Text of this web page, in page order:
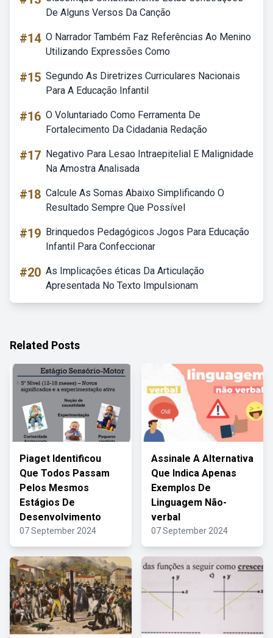
De Alguns Versos Da Canção
#14 O Narrador Também Faz Referências Ao Menino
Utilizando Expressões Como
#15 Segundo As Diretrizes Curriculares Nacionais
Para A Educação Infantil
#16 O Voluntariado Como Ferramenta De
Fortalecimento Da Cidadania Redação
#17 Negativo Para Lesao Intraepitelial E Malignidade
Na Amostra Analisada
#18 Calcule As Somas Abaixo Simplificando O
Resultado Sempre Que Possível
#19 Brinquedos Pedagógicos Jogos Para Educação
Infantil Para Confeccionar
#20 As Implicações éticas Da Articulação
Apresentada No Texto Impulsionam
Related Posts
Piaget Identificou
Que Todos Passam
Pelos Mesmos
Estágios De
Desenvolvimento
07 September 2024
Assinale A Alternativa
Que Indica Apenas
Exemplos De
Linguagem Não-
verbal
07 September 2024